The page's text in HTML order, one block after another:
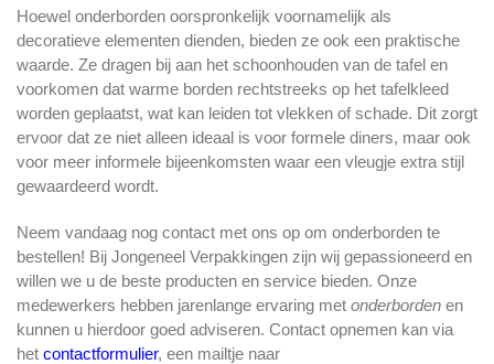
Hoewel onderborden oorspronkelijk voornamelijk als
decoratieve elementen dienden, bieden ze ook een praktische
waarde. Ze dragen bij aan het schoonhouden van de tafel en
voorkomen dat warme borden rechtstreeks op het tafelkleed
worden geplaatst, wat kan leiden tot vlekken of schade. Dit zorgt
ervoor dat ze niet alleen ideaal is voor formele diners, maar ook
voor meer informele bijeenkomsten waar een vleugje extra stijl
gewaardeerd wordt.
Neem vandaag nog contact met ons op om onderborden te
bestellen! Bij Jongeneel Verpakkingen zijn wij gepassioneerd en
willen we u de beste producten en service bieden. Onze
medewerkers hebben jarenlange ervaring met onderborden en
kunnen u hierdoor goed adviseren. Contact opnemen kan via
het contactformulier, een mailtje naar